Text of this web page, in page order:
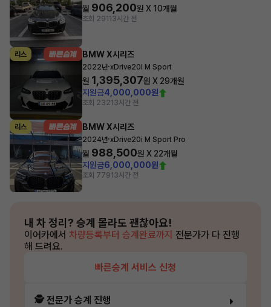
월 906,200원 X 10개월
조회 291 13시간 전
리스 BMW X시리즈
2022년·xDrive20i M Sport
월 1,395,307원 X 29개월
지원금4,000,000원
조회 23213시간 전
리스 BMW X시리즈
2024년·xDrive20i M Sport Pro
월 988,500원 X 22개월
지원금6,000,000원
조회 77913시간 전
내 차 정리? 승계 몰라도 괜찮아요!
이어카에서 차량등록부터 승계완료까지 전문가가 다 진행
해 드려요.
빠른승계 서비스 신청
🕵️ 전문가 승계 진행